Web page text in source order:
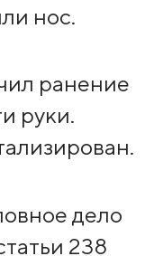
нос.
ранение
руки.
дело
238